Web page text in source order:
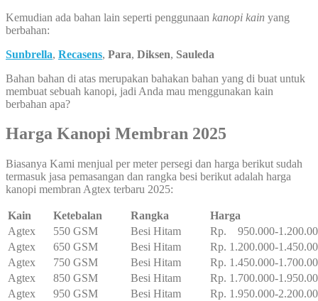
Kemudian ada bahan lain seperti penggunaan kanopi kain yang
berbahan:
Sunbrella, Recasens, Para, Diksen, Sauleda
Bahan bahan di atas merupakan bahakan bahan yang di buat untuk
membuat sebuah kanopi, jadi Anda mau menggunakan kain
berbahan apa?
Harga Kanopi Membran 2025
Biasanya Kami menjual per meter persegi dan harga berikut sudah
termasuk jasa pemasangan dan rangka besi berikut adalah harga
kanopi membran Agtex terbaru 2025:
Kain Ketebalan Rangka
Harga
Agtex
550 GSM Besi Hitam
Rp. 950.000-
Agtex
650 GSM Besi Hitam
Rp. 1.200.000-
Agtex
750 GSM Besi Hitam
Rp. 1.450.000-
Agtex
850 GSM Besi Hitam
Rp. 1.700.000-
Agtex
950 GSM Besi Hitam Rp. 1.950.000-